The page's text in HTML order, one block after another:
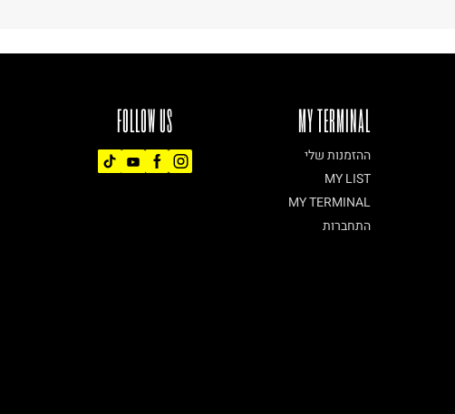
FOLLOW US MY TERMINAL
ההזמנות שלי
MY LIST
MY TERMINAL
התחברות